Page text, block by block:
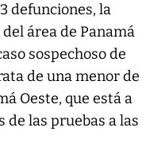
defunciones, la
área de Panamá
sospechoso de
de una menor de
Oeste, que está a
de las pruebas a las